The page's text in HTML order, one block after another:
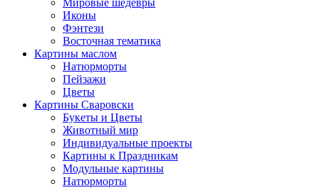
Мировые шедевры
Иконы
Фэнтези
Восточная тематика
Картины маслом
Натюрморты
Пейзажи
Цветы
Картины Сваровски
Букеты и Цветы
Животный мир
Индивидуальные проекты
Картины к Праздникам
Модульные картины
Натюрморты